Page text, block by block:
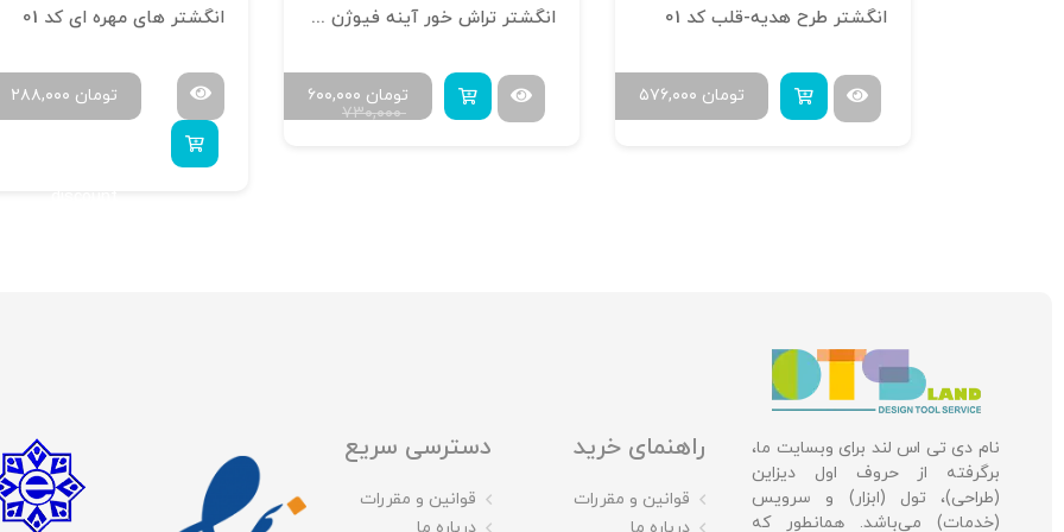
انگشتر طرح هدیه-قلب کد 01
۵۷۶,۰۰۰ تومان
انگشتر تراش خور آینه فیوژن R-T-16
۷۳۰,۰۰۰
۶۰۰,۰۰۰ تومان
انگشتر های مهره ای کد 01
۲۸۸,۰۰۰ تومان
نام دی تی اس لند برای وبسایت ما،
برگرفته از حروف اول دیزاین
(طراحی)، تول (ابزار) و سرویس
(خدمات) می‌باشد. همانطور که
راهنمای خرید
قوانین و مقررات
درباره ما
دسترسی سریع
قوانین و مقررات
درباره ما